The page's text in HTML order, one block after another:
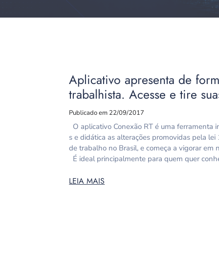
Aplicativo apresenta de
trabalhista. Acesse e tire
Publicado em 22/09/2017
O aplicativo Conexão RT é uma
s e didática as alterações promovidas pela
de trabalho no Brasil, e começa a vigorar
É ideal principalmente para quem quer
LEIA MAIS